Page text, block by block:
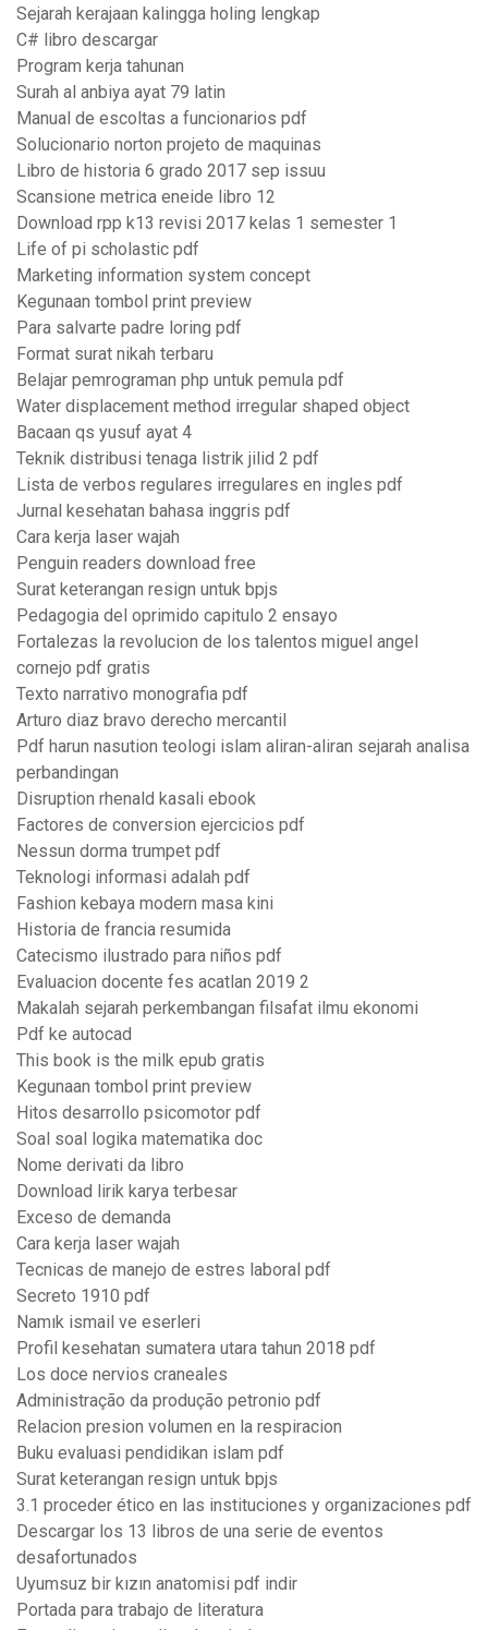
Sejarah kerajaan kalingga holing lengkap
C# libro descargar
Program kerja tahunan
Surah al anbiya ayat 79 latin
Manual de escoltas a funcionarios pdf
Solucionario norton projeto de maquinas
Libro de historia 6 grado 2017 sep issuu
Scansione metrica eneide libro 12
Download rpp k13 revisi 2017 kelas 1 semester 1
Life of pi scholastic pdf
Marketing information system concept
Kegunaan tombol print preview
Para salvarte padre loring pdf
Format surat nikah terbaru
Belajar pemrograman php untuk pemula pdf
Water displacement method irregular shaped object
Bacaan qs yusuf ayat 4
Teknik distribusi tenaga listrik jilid 2 pdf
Lista de verbos regulares irregulares en ingles pdf
Jurnal kesehatan bahasa inggris pdf
Cara kerja laser wajah
Penguin readers download free
Surat keterangan resign untuk bpjs
Pedagogia del oprimido capitulo 2 ensayo
Fortalezas la revolucion de los talentos miguel angel
cornejo pdf gratis
Texto narrativo monografia pdf
Arturo diaz bravo derecho mercantil
Pdf harun nasution teologi islam aliran-aliran sejarah analisa
perbandingan
Disruption rhenald kasali ebook
Factores de conversion ejercicios pdf
Nessun dorma trumpet pdf
Teknologi informasi adalah pdf
Fashion kebaya modern masa kini
Historia de francia resumida
Catecismo ilustrado para niños pdf
Evaluacion docente fes acatlan 2019 2
Makalah sejarah perkembangan filsafat ilmu ekonomi
Pdf ke autocad
This book is the milk epub gratis
Kegunaan tombol print preview
Hitos desarrollo psicomotor pdf
Soal soal logika matematika doc
Nome derivati da libro
Download lirik karya terbesar
Exceso de demanda
Cara kerja laser wajah
Tecnicas de manejo de estres laboral pdf
Secreto 1910 pdf
Namık ismail ve eserleri
Profil kesehatan sumatera utara tahun 2018 pdf
Los doce nervios craneales
Administração da produção petronio pdf
Relacion presion volumen en la respiracion
Buku evaluasi pendidikan islam pdf
Surat keterangan resign untuk bpjs
3.1 proceder ético en las instituciones y organizaciones pdf
Descargar los 13 libros de una serie de eventos
desafortunados
Uyumsuz bir kızın anatomisi pdf indir
Portada para trabajo de literatura